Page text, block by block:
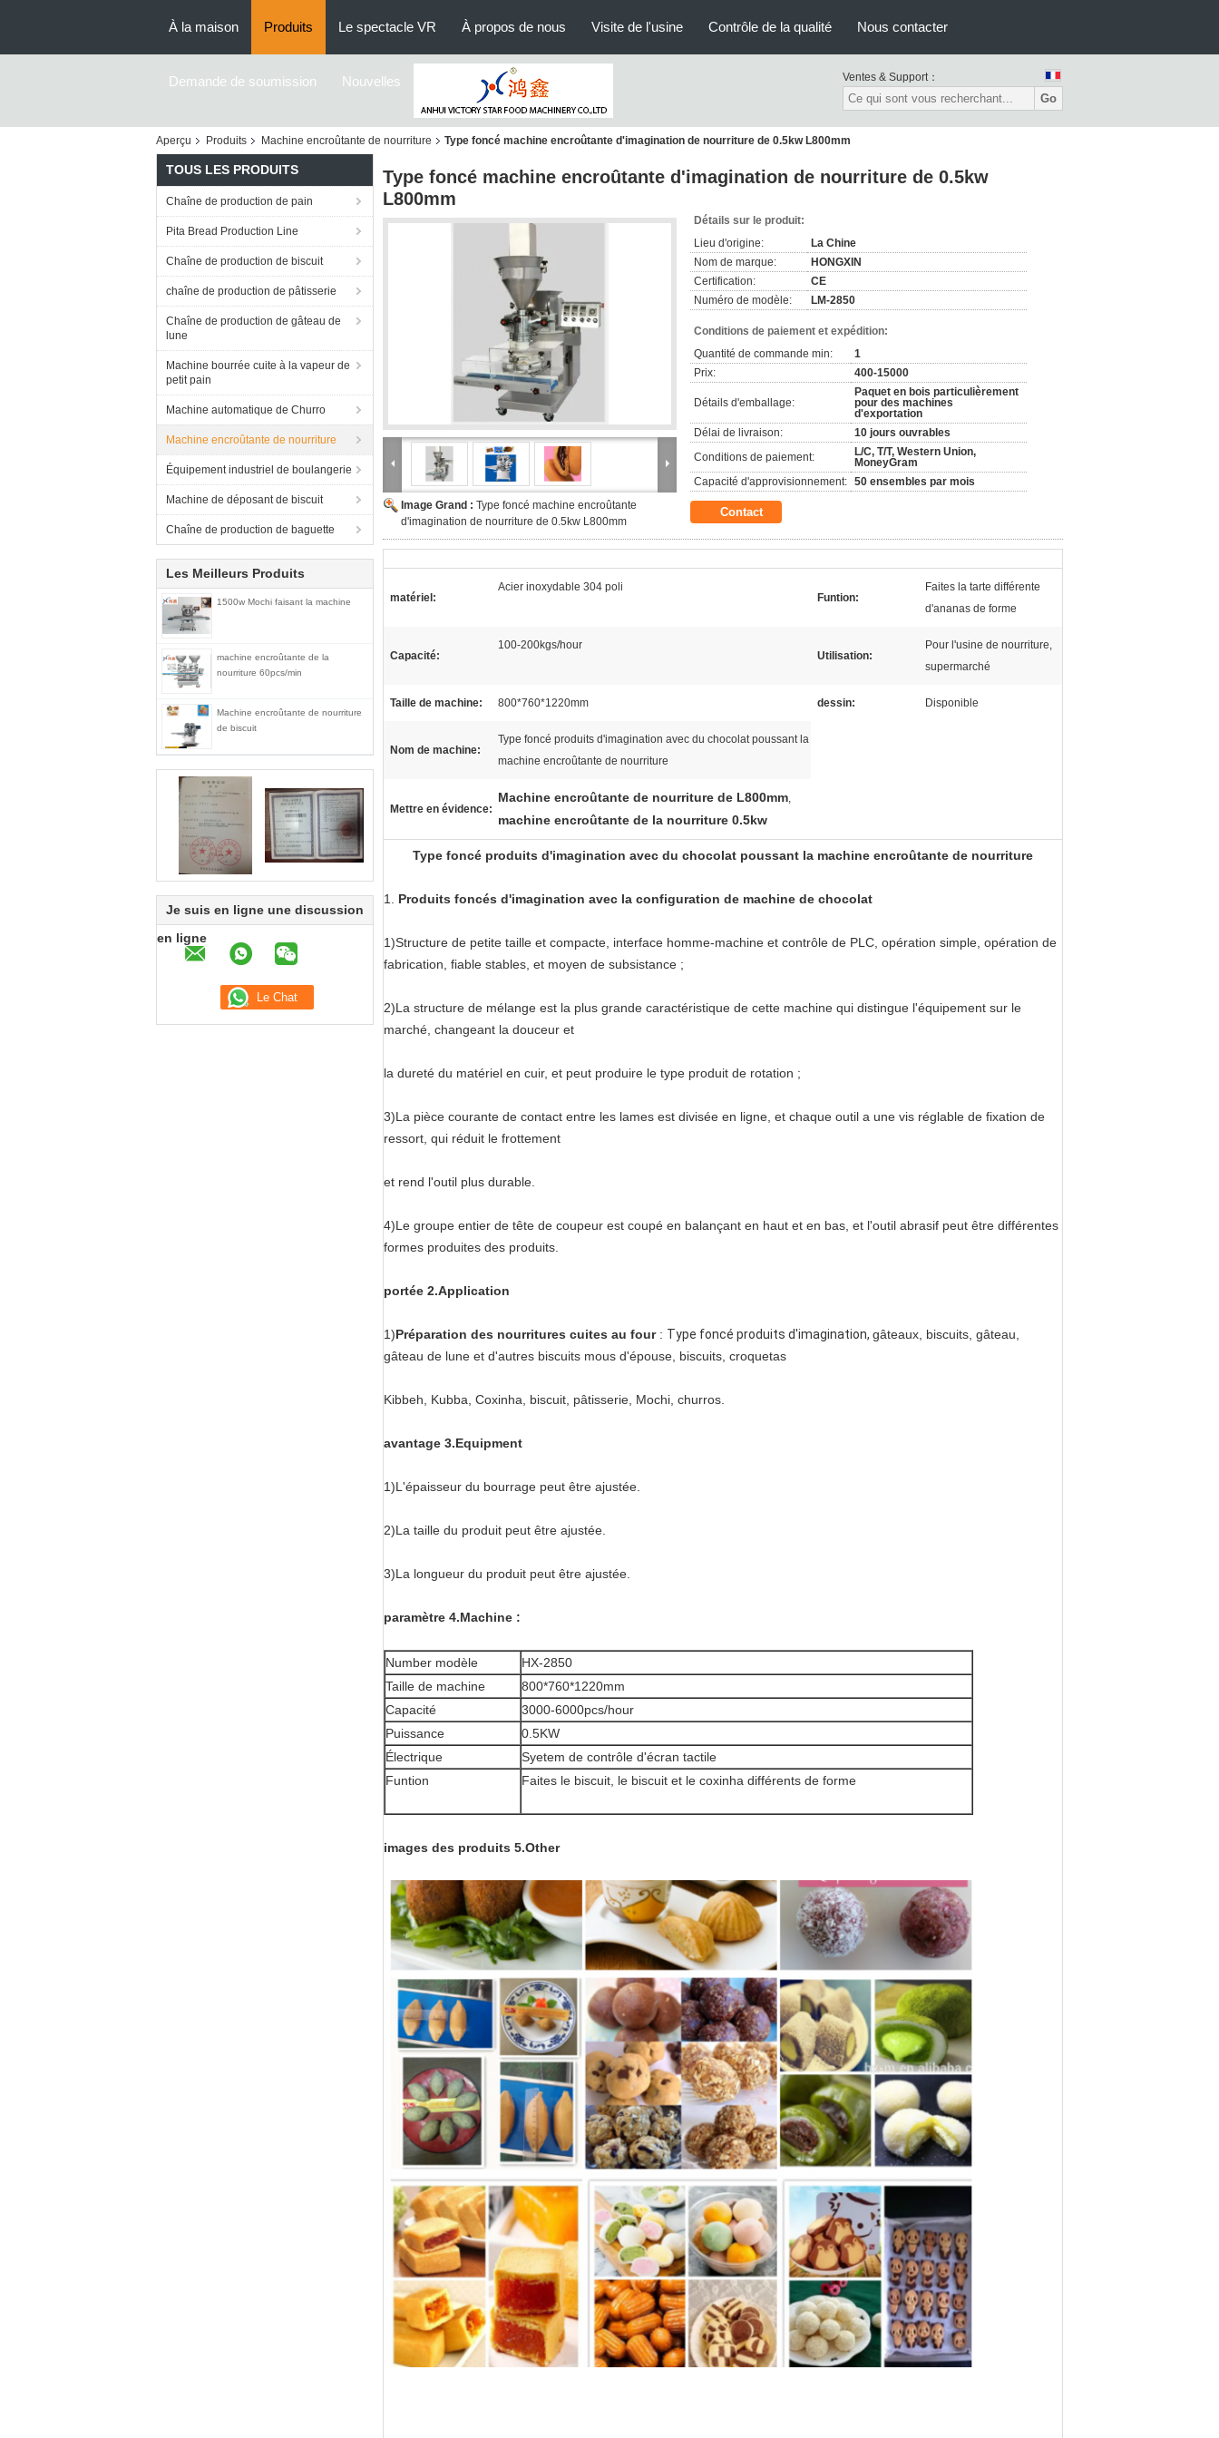
À la maison Produits Le spectacle VR À propos de nous Visite de l'usine Contrôle de la qualité Nous contacter
Demande de soumission Nouvelles Ventes & Support：
Go
Aperçu Produits Machine encroûtante de nourriture Type foncé machine encroûtante d'imagination de nourriture de 0.5kw L800mm
TOUS LES PRODUITS
Chaîne de production de pain
Pita Bread Production Line
Chaîne de production de biscuit
chaîne de production de pâtisserie
Chaîne de production de gâteau de
lune
Machine bourrée cuite à la vapeur de
petit pain
Machine automatique de Churro
Machine encroûtante de nourriture
Équipement industriel de boulangerie
Machine de déposant de biscuit
Chaîne de production de baguette
Les Meilleurs Produits
1500w Mochi faisant la machine
machine encroûtante de la
nourriture 60pcs/min
Machine encroûtante de nourriture
de biscuit
Je suis en ligne une discussion
en ligne
Type foncé machine encroûtante d'imagination de nourriture de 0.5kw
L800mm
Image Grand : Type foncé machine encroûtante
d'imagination de nourriture de 0.5kw L800mm
Détails sur le produit:
Lieu d'origine:
La Chine
Nom de marque:
HONGXIN
Certification:
CE
Numéro de modèle:
LM-2850
Conditions de paiement et expédition:
Quantité de commande min:
1
Prix:
400-15000
Détails d'emballage:
Paquet en bois particulièrement
pour des machines
d'exportation
Délai de livraison:
10 jours ouvrables
Conditions de paiement:
L/C, T/T, Western Union,
MoneyGram
Capacité d'approvisionnement: 50 ensembles par mois
Contact
matériel:
Acier inoxydable 304 poli
Funtion:
Faites la tarte différente
d'ananas de forme
Capacité:
100-200kgs/hour
Utilisation:
Pour l'usine de nourriture,
supermarché
Taille de machine: 800*760*1220mm dessin: Disponible
Nom de machine:
Type foncé produits d'imagination avec du chocolat poussant la
machine encroûtante de nourriture
Mettre en évidence:
Machine encroûtante de nourriture de L800mm,
machine encroûtante de la nourriture 0.5kw
Type foncé produits d'imagination avec du chocolat poussant la machine encroûtante de nourriture
1. Produits foncés d'imagination avec la configuration de machine de chocolat
1)Structure de petite taille et compacte, interface homme-machine et contrôle de PLC, opération simple, opération de
fabrication, fiable stables, et moyen de subsistance ;
2)La structure de mélange est la plus grande caractéristique de cette machine qui distingue l'équipement sur le
marché, changeant la douceur et
la dureté du matériel en cuir, et peut produire le type produit de rotation ;
3)La pièce courante de contact entre les lames est divisée en ligne, et chaque outil a une vis réglable de fixation de
ressort, qui réduit le frottement
et rend l'outil plus durable.
4)Le groupe entier de tête de coupeur est coupé en balançant en haut et en bas, et l'outil abrasif peut être différentes
formes produites des produits.
portée 2.Application
1)Préparation des nourritures cuites au four: Type foncé produits d'imagination, gâteaux, biscuits, gâteau,
gâteau de lune et d'autres biscuits mous d'épouse, biscuits, croquetas
Kibbeh, Kubba, Coxinha, biscuit, pâtisserie, Mochi, churros.
avantage 3.Equipment
1)L'épaisseur du bourrage peut être ajustée.
2)La taille du produit peut être ajustée.
3)La longueur du produit peut être ajustée.
paramètre 4.Machine :
Number modèle
HX-2850
Taille de machine
800*760*1220mm
Capacité
3000-6000pcs/hour
Puissance
0.5KW
Électrique
Syetem de contrôle d'écran tactile
Funtion
Faites le biscuit, le biscuit et le coxinha différents de forme
images des produits 5.Other